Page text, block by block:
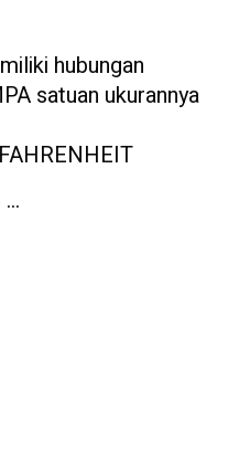
hubungan
satuan ukurannya